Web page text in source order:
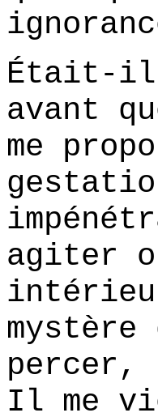
Était-il
avant
me
agiter
percer,
Il me